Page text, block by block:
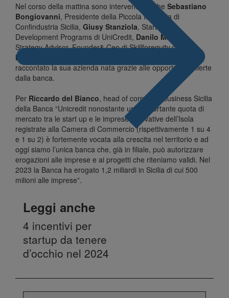
Nel corso della mattina sono intervenuti anche Sebastiano
Bongiovanni, Presidente della Piccola Industria di
Confindustria Sicilia, Giusy Stanziola, Start Lab &
Development Programs di UniCredit, Danilo Mazzara,
Strategy Advisor, Founder& Ceo di Skillforequity.com, e
Massimiliano Costa
raccontato la sua azienda nata grazie alle opportunità offerte
dalla banca.
Per Riccardo del Bianco, head of corporate business Sicilia
della Banca “Unicredit nonostante una importante quota di
mercato tra le start up e le imprese innovative dell’Isola
registrate alla Camera di Commercio (rispettivamente 1 su 4
e 1 su 2) è fortemente vocata alla crescita nel territorio e ad
oggi siamo l’unica banca che, già in filiale, può autorizzare
erogazioni alle imprese e ai progetti che riteniamo validi. Nel
2023 la Banca ha erogato 1,2 miliardi in Sicilia di cui 500
milioni alle imprese”.
Leggi anche
4 incentivi per
startup da tenere
d’occhio nel 2024